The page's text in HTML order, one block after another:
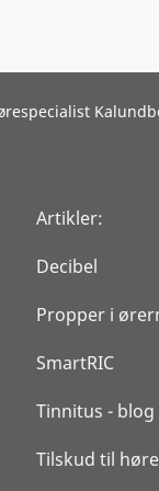
Artikler:
Decibel
Propper i
SmartRIC
Tinnitus - blog
Tilskud til